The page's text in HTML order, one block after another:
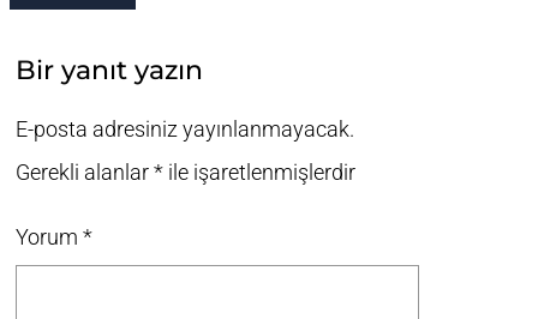
Bir yanıt yazın
E-posta adresiniz yayınlanmayacak.
Gerekli alanlar* ile işaretlenmişlerdir
Yorum *